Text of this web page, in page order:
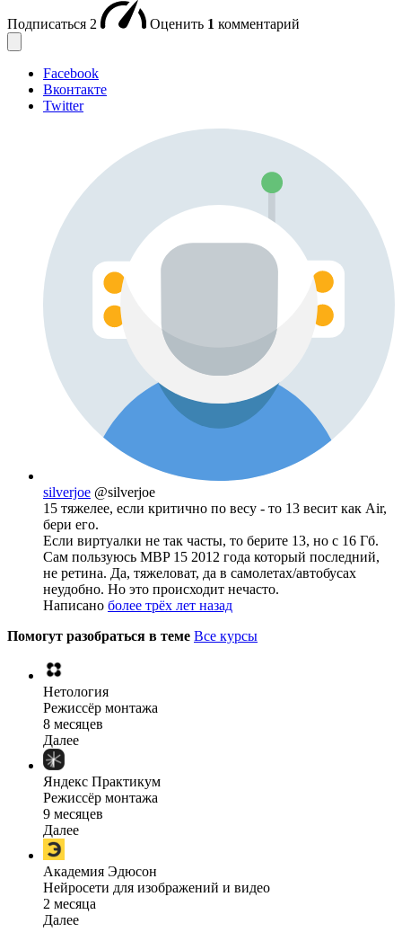
Подписаться 2 Оценить 1 комментарий
Facebook
Вконтакте
Twitter
silverjoe @silverjoe
15 тяжелее, если критично по весу - то 13 весит как Air,
бери его.
Если виртуалки не так часты, то берите 13, но с 16 Гб.
Сам пользуюсь MBP 15 2012 года который последний,
не ретина. Да, тяжеловат, да в самолетах/автобусах
неудобно. Но это происходит нечасто.
Написано более трёх лет назад
Помогут разобраться в теме Все курсы
Нетология
Режиссёр монтажа
8 месяцев
Далее
Яндекс Практикум
Режиссёр монтажа
9 месяцев
Далее
Академия Эдюсон
Нейросети для изображений и видео
2 месяца
Далее